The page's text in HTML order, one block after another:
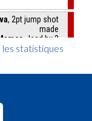
les statistiques